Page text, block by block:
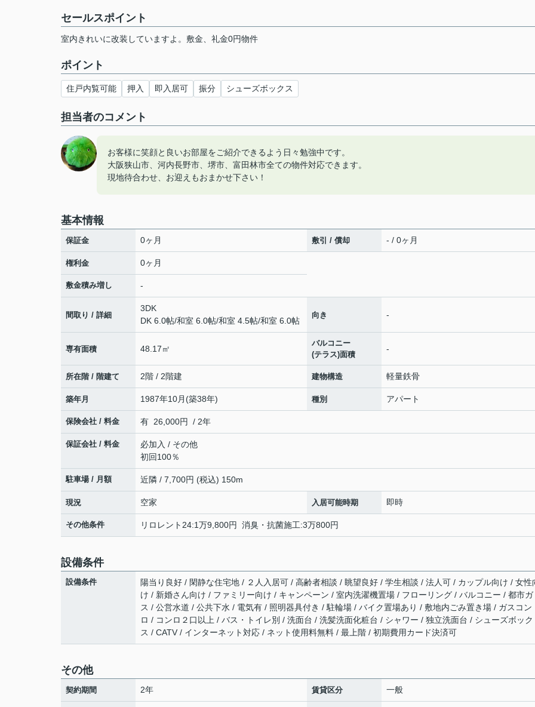
セールスポイント
室内きれいに改装していますよ。敷金、礼金0円物件
ポイント
住戸内覧可能 押入 即入居可 振分 シューズボックス
担当者のコメント
お客様に笑顔と良いお部屋をご紹介できるよう日々勉強中です。
大阪狭山市、河内長野市、堺市、富田林市全ての物件対応できます。
現地待合わせ、お迎えもおまかせ下さい！
基本情報
保証金 0ヶ月 敷引 / 償却 - / 0ヶ月
権利金 0ヶ月
敷金積み増し -
間取り / 詳細
3DK
DK 6.0帖/和室 6.0帖/和室 4.5帖/和室 6.0帖
向き -
専有面積 48.17㎡
バルコニー
(テラス)面積
-
所在階 / 階建て 2階 / 2階建 建物構造 軽量鉄骨
築年月 1987年10月(築38年) 種別 アパート
保険会社 / 料金 有 26,000円 / 2年
保証会社 / 料金
必加入 / その他
初回100％
駐車場 / 月額 近隣 / 7,700円 (税込) 150m
現況 空家 入居可能時期 即時
その他条件 リロレント24:1万9,800円 消臭・抗菌施工:3万800円
設備条件
設備条件
陽当り良好 / 閑静な住宅地 / ２人入居可 / 高齢者相談 / 眺望良好 / 学生相談 / 法人可 / カップル向け / 女性
け / 新婚さん向け / ファミリー向け / キャンペーン / 室内洗濯機置場 / フローリング / バルコニー / 都市ガ
ス / 公営水道 / 公共下水 / 電気有 / 照明器具付き / 駐輪場 / バイク置場あり / 敷地内ごみ置き場 / ガスコン
ロ / コンロ２口以上 / バス・トイレ別 / 洗面台 / 洗髪洗面化粧台 / シャワー / 独立洗面台 / シューズボック
ス / CATV / インターネット対応 / ネット使用料無料 / 最上階 / 初期費用カード決済可
その他
契約期間 2年 賃貸区分 一般